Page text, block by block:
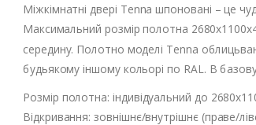
Міжкімнатні двері Tenna шпоновані – це
Максимальний розмір полотна
середину. Полотно моделі Tenna
будьякому іншому кольорі по RAL. В
Розмір полотна: індивідуальний до
Відкривання: зовнішнє/внутрішнє (праве/